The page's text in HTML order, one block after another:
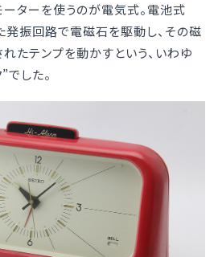
ターを使うのが電気式。電池式
発振回路で電磁石を駆動し、その磁
たテンプを動かすという、いわゆ
でした。